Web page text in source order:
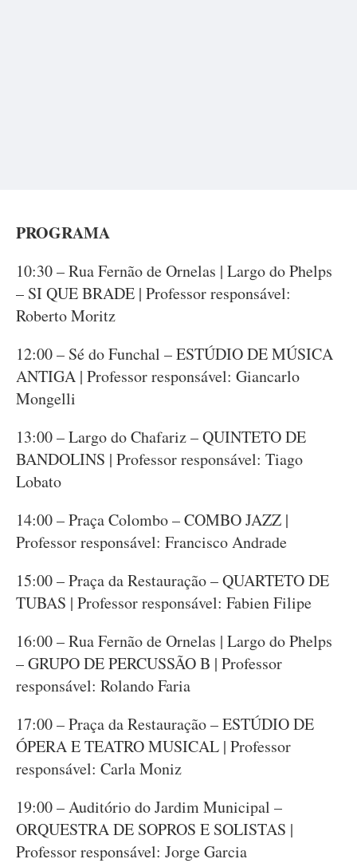
PROGRAMA
10:30 – Rua Fernão de Ornelas | Largo do Phelps
– SI QUE BRADE | Professor responsável:
Roberto Moritz
12:00 – Sé do Funchal – ESTÚDIO DE MÚSICA
ANTIGA | Professor responsável: Giancarlo
Mongelli
13:00 – Largo do Chafariz – QUINTETO DE
BANDOLINS | Professor responsável: Tiago
Lobato
14:00 – Praça Colombo – COMBO JAZZ |
Professor responsável: Francisco Andrade
15:00 – Praça da Restauração – QUARTETO DE
TUBAS | Professor responsável: Fabien Filipe
16:00 – Rua Fernão de Ornelas | Largo do Phelps
– GRUPO DE PERCUSSÃO B | Professor
responsável: Rolando Faria
17:00 – Praça da Restauração – ESTÚDIO DE
ÓPERA E TEATRO MUSICAL | Professor
responsável: Carla Moniz
19:00 – Auditório do Jardim Municipal –
ORQUESTRA DE SOPROS E SOLISTAS |
Professor responsável: Jorge Garcia